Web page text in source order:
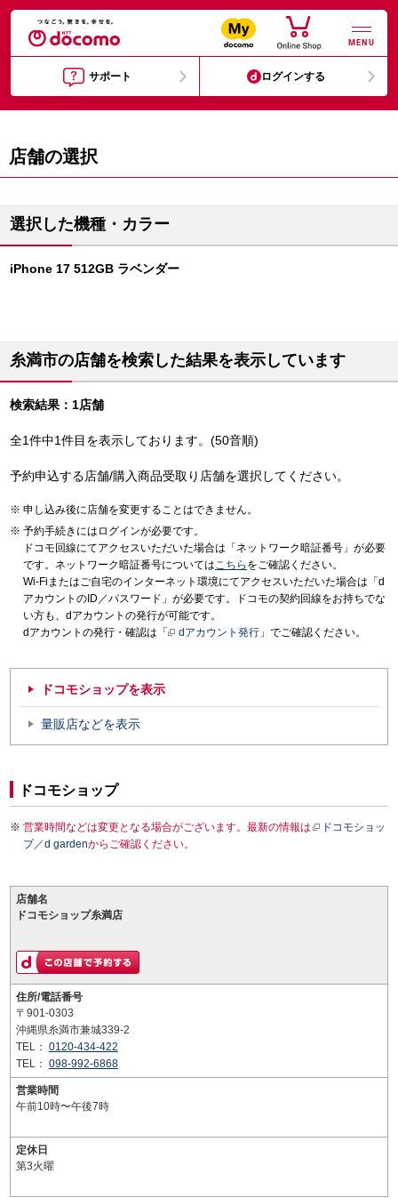
MENU
サポート ログインする
店舗の選択
選択した機種・カラー
iPhone 17 512GB ラベンダー
糸満市の店舗を検索した結果を表示しています
検索結果：1店舗
全1件中1件目を表示しております。(50音順)
予約申込する店舗/購入商品受取り店舗を選択してください。
申し込み後に店舗を変更することはできません。
予約手続きにはログインが必要です。
ドコモ回線にてアクセスいただいた場合は「ネットワーク暗証番号」が必要
です。ネットワーク暗証番号についてはこちら をご確認ください。
Wi-Fiまたはご自宅のインターネット環境にてアクセスいただいた場合は「d
アカウントのID／パスワード」が必要です。ドコモの契約回線をお持ちでな
い方も、dアカウントの発行が可能です。
dアカウントの発行・確認は「
dアカウント発行 」でご確認ください。
ドコモショップを表示
量販店などを表示
ドコモショップ
営業時間などは変更となる場合がございます。最新の情報は
ドコモショッ
プ／d gardenからご確認ください。
店舗名
ドコモショップ糸満店
住所/電話番号
〒901-0303
沖縄県糸満市兼城339-2
TEL： 0120-434-422
TEL： 098-992-6868
営業時間
午前10時〜午後7時
定休日
第3火曜